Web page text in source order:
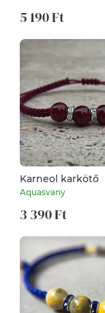
Karneol karkötő
Aquasvany
3 390 Ft